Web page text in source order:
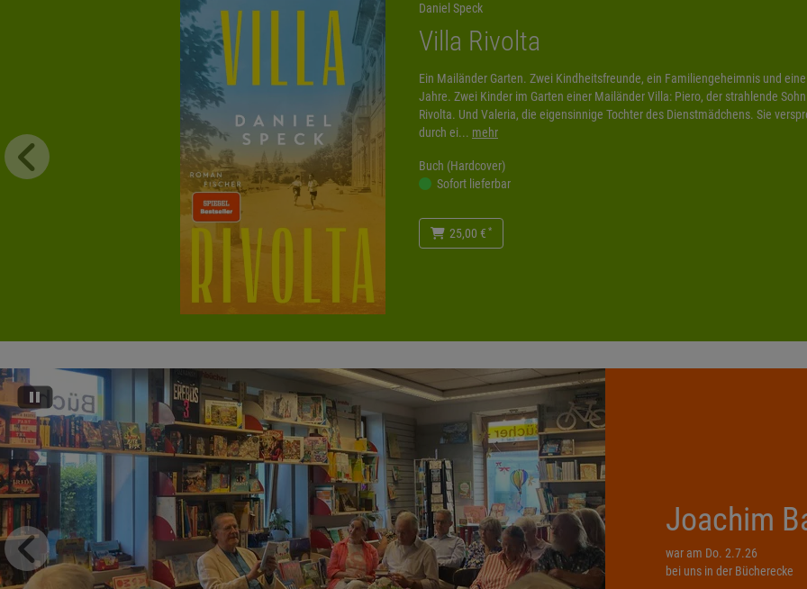
Daniel Speck
Villa Rivolta
Ein Mailänder Garten. Zwei Kindheitsfreunde, ein Familiengeheimnis und
Jahre. Zwei Kinder im Garten einer Mailänder Villa: Piero, der strahlende
Rivolta. Und Valeria, die eigensinnige Tochter des Dienstmädchens. Sie
durch ei... mehr
Buch (Hardcover)
Sofort lieferbar
25,00 € *
Joachim
war am Do. 2.7.26
bei uns in der Bücherecke